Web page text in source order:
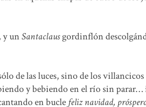
y unSantaclausgordinflón
de las luces, sino de los
y bebiendo en el río sin
en buclefeliz navidad,